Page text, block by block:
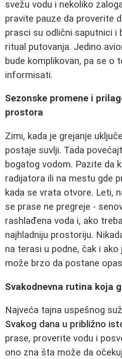
svežu vodu i nekoliko
pravite pauze da proverite
prasci su odlični saputnici i
ritual putovanja. Jedino
bude komplikovan, pa se o
informisati.
Sezonske promene i
prostora
Zimi, kada je grejanje
postaje suvlji. Tada
bogatog vodom. Pazite da
radijatora ili na mestu gde
kada se vrata otvore. Leti,
se prase ne pregreje -
rashlađena voda i, ako
najhladniju prostoriju.
na terasi u podne, čak i ako
može brzo da postane
Svakodnevna rutina koja
Najveća tajna uspešnog
Svakog dana u približno
prase, proverite vodu i
ono zna šta može da